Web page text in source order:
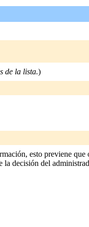
de la lista.)
esto previene que
decisión del